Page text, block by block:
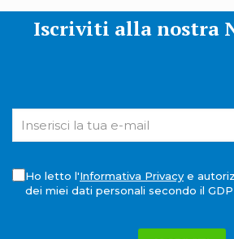
Iscriviti alla nostra
Ho letto l'Informativa Privacye
dei miei dati personali secondo il